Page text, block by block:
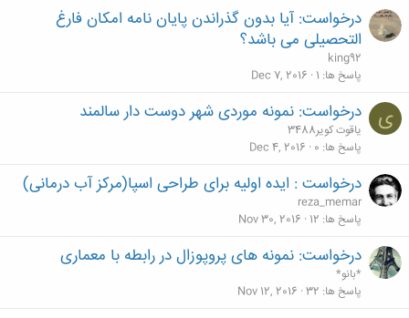
درخواست: آیا بدون گذراندن پایان نامه امکان فارغ
التحصیلی می باشد؟
king92
پاسخ ها 1
Dec 7, 2016
ی درخواست: نمونه موردی شهر دوست دار سالمند
یاقوت کویر3488
پاسخ ها 0
Dec 4, 2016
درخواست : ایده اولیه برای طراحی اسپا(مرکز آب درمانی)
reza_memar
پاسخ ها 12
Nov 30, 2016
درخواست: نمونه های پروپوزال در رابطه با معماری
*بانو*
پاسخ ها 32
Nov 12, 2016